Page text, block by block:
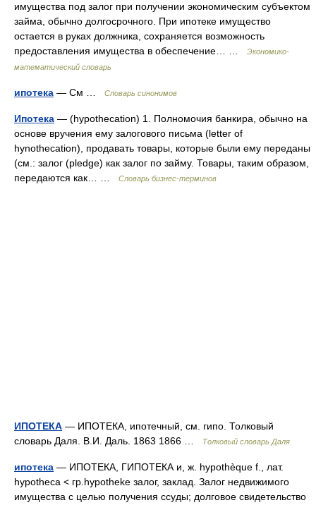
имущества под залог при получении экономическим субъектом
займа, обычно долгосрочного. При ипотеке имущество
остается в руках должника, сохраняется возможность
предоставления имущества в обеспечение… …
Экономико-
математический словарь
ипотека — См … Словарь синонимов
Ипотека — (hypothecation) 1. Полномочия банкира, обычно на
основе вручения ему залогового письма (letter of
hynothecation), продавать товары, которые были ему переданы
(cм.: залог (pledge) как залог по займу. Товары, таким образом,
передаются как… …
Словарь бизнес-терминов
ИПОТЕКА — ИПОТЕКА, ипотечный, см. гипо. Толковый
словарь Даля. В.И. Даль. 1863 1866 …
Толковый словарь Даля
ипотека — ИПОТЕКА, ГИПОТЕКА и, ж. hypothèque f., лат.
hypotheca < гр.hypotheke залог, заклад. Залог недвижимого
имущества с целью получения ссуды; долговое свидетельство